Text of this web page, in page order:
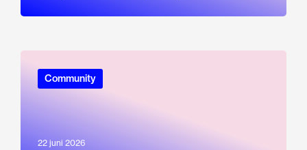
Community
22 juni 2026